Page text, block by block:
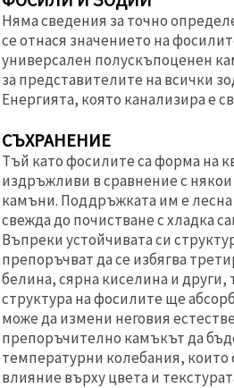
Няма сведения за точно
се отнася значението на
универсален полускъпоценен
за представителите на всички
Енергията, която канализира е
СЪХРАНЕНИЕ
Тъй като фосилите са форма на
издръжливи в сравнение с
камъни. Поддръжката им е лесна
свежда до почистване с хладка
Въпреки устойчивата си
препоръчват да се избягва
белина, сярна киселина и други,
структура на фосилите ще
може да измени неговия
препоръчително камъкът да
температурни колебания,
влияние върху цвета и